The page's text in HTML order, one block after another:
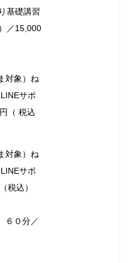
基礎講習
／15,000
対象）ね
サポ
（ 税込
対象）ね
サポ
税込）
６０分／